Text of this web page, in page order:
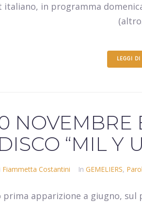
italiano, in programma
LEGGI
NOVEMBRE
DISCO “MIL Y
Fiammetta Costantini In GEMELIERS,
prima apparizione a giugno, sul